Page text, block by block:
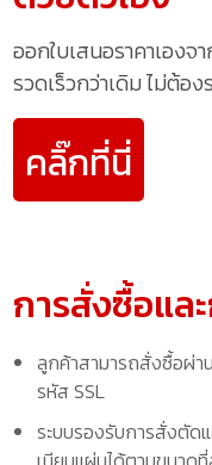
ออกใบเสนอราคาเองจ
รวดเร็วกว่าเดิม ไม่ต้อง
คลิ๊กที่นี่
การสั่งซื้อแล
ลูกค้าสามารถสั่งซื้อผ่า
รหัส SSL
ระบบรองรับการสั่งตัด